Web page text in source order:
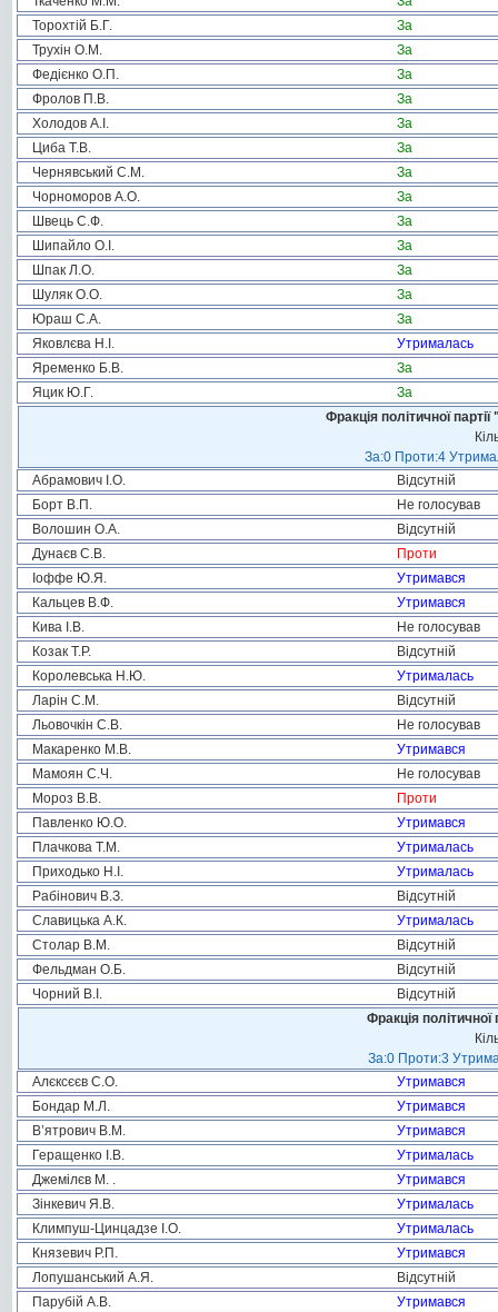
Торохтій Б.Г.
За
Трухін О.М.
За
Федієнко О.П.
За
Фролов П.В.
За
Холодов А.І.
За
Циба Т.В.
За
Чернявський С.М.
За
Чорноморов А.О.
За
Швець С.Ф.
За
Шипайло О.І.
За
Шпак Л.О.
За
Шуляк О.О.
За
Юраш С.А.
За
Яковлєва Н.І.
Утрималась
Яременко Б.В.
За
Яцик Ю.Г.
За
Фракція політичної
За:0 Проти:4
Абрамович І.О.
Відсутній
Борт В.П.
Не голосував
Волошин О.А.
Відсутній
Дунаєв С.В.
Проти
Іоффе Ю.Я.
Утримався
Кальцев В.Ф.
Утримався
Кива І.В.
Не голосував
Козак Т.Р.
Відсутній
Королевська Н.Ю.
Утрималась
Ларін С.М.
Відсутній
Льовочкін С.В.
Не голосував
Макаренко М.В.
Утримався
Мамоян С.Ч.
Не голосував
Мороз В.В.
Проти
Павленко Ю.О.
Утримався
Плачкова Т.М.
Утрималась
Приходько Н.І.
Утрималась
Рабінович В.З.
Відсутній
Славицька А.К.
Утрималась
Столар В.М.
Відсутній
Фельдман О.Б.
Відсутній
Чорний В.І.
Відсутній
Фракція
За:0 Проти:3
Алєксєєв С.О.
Утримався
Бондар М.Л.
Утримався
В’ятрович В.М.
Утримався
Геращенко І.В.
Утрималась
Джемілєв М. .
Утримався
Зінкевич Я.В.
Утрималась
Климпуш-Цинцадзе І.О.
Утрималась
Князевич Р.П.
Утримався
Лопушанський А.Я.
Відсутній
Парубій А.В.
Утримався